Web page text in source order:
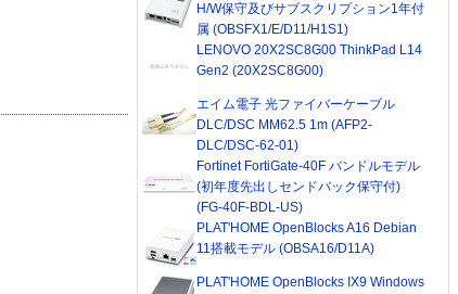
H/W保守及びサブスクリプション1年付
属 (OBSFX1/E/D11/H1S1)
LENOVO 20X2SC8G00 ThinkPad L14
Gen2 (20X2SC8G00)
エイム電子 光ファイバーケーブル
DLC/DSC MM62.5 1m (AFP2-
DLC/DSC-62-01)
Fortinet FortiGate-40F バンドルモデル
(初年度先出しセンドバック保守付)
(FG-40F-BDL-US)
PLAT'HOME OpenBlocks A16 Debian
11搭載モデル (OBSA16/D11A)
PLAT'HOME OpenBlocks IX9 Windows